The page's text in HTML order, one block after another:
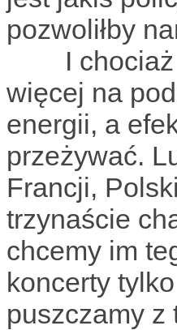
pozwoliłby
I chociaż
więcej na
energii, a
przeżywać.
Francji,
trzynaście
chcemy im
koncerty
puszczamy z